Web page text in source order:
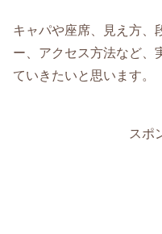
キャパや座席、見え方、
ー、アクセス方法など、
ていきたいと思います。
スポ